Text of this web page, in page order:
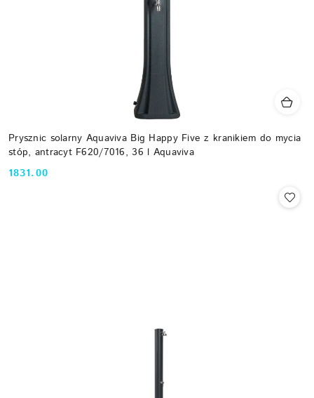
Prysznic solarny Aquaviva Big Happy Five z kranikiem do mycia
stóp, antracyt F620/7016, 36 l Aquaviva
Cena:
1831.00